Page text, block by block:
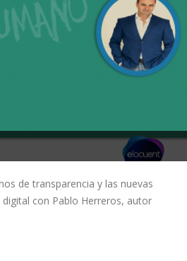
de transparencia y las nuevas
con Pablo Herreros, autor